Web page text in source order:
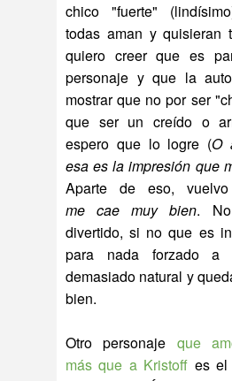
chico "fuerte"
todas aman y quisieran
quiero creer que es
personaje y que la
mostrar que no por ser
que ser un creído o
espero que lo logre (O
esa es la impresión que
Aparte de eso,
me cae muy bien.
divertido, si no que es
para nada forzado a
demasiado natural y
bien.
Otro personaje que
más que a Kristoff es el